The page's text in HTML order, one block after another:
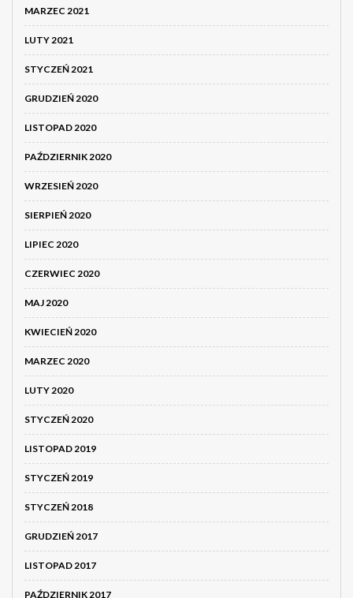
MARZEC 2021
LUTY 2021
STYCZEŃ 2021
GRUDZIEŃ 2020
LISTOPAD 2020
PAŹDZIERNIK 2020
WRZESIEŃ 2020
SIERPIEŃ 2020
LIPIEC 2020
CZERWIEC 2020
MAJ 2020
KWIECIEŃ 2020
MARZEC 2020
LUTY 2020
STYCZEŃ 2020
LISTOPAD 2019
STYCZEŃ 2019
STYCZEŃ 2018
GRUDZIEŃ 2017
LISTOPAD 2017
PAŹDZIERNIK 2017